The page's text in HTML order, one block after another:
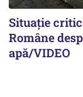
Situație
Române
apă/VIDEO